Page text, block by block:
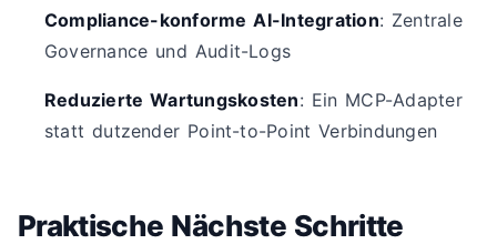
Compliance-konforme AI-Integration: Zentrale
Governance und Audit-Logs
Reduzierte Wartungskosten: Ein MCP-Adapter
statt dutzender Point-to-Point Verbindungen
Praktische Nächste Schritte